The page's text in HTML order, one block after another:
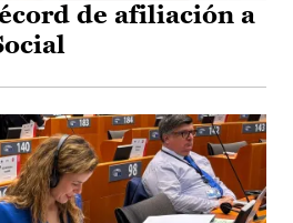
de afiliación a